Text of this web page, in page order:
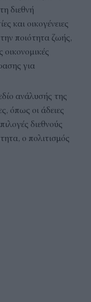
διεθνή
και οικογένειες
ποιότητα ζωής,
οικονομικές
για
ανάλυσής της
όπως οι άδειες
διεθνούς
ο πολιτισμός